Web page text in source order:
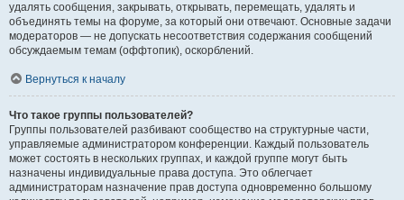
удалять сообщения, закрывать, открывать, перемещать, удалять и
объединять темы на форуме, за который они отвечают. Основные задачи
модераторов — не допускать несоответствия содержания сообщений
обсуждаемым темам (оффтопик), оскорблений.
Вернуться к началу
Что такое группы пользователей?
Группы пользователей разбивают сообщество на структурные части,
управляемые администратором конференции. Каждый пользователь
может состоять в нескольких группах, и каждой группе могут быть
назначены индивидуальные права доступа. Это облегчает
администраторам назначение прав доступа одновременно большому